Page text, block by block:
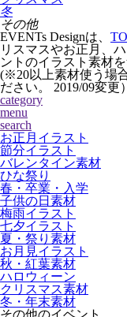
冬
その他
EVENTs Designは、
リスマスやお正月、
ントのイラスト素材
(※20以上素材使う場合
ださい。 2019/09変更）
category
menu
search
お正月イラスト
節分イラスト
バレンタイン素材
ひな祭り
春・卒業・入学
子供の日素材
梅雨イラスト
七夕イラスト
夏・祭り素材
お月見イラスト
秋・紅葉素材
ハロウィーン
クリスマス素材
冬・年末素材
その他のイベント